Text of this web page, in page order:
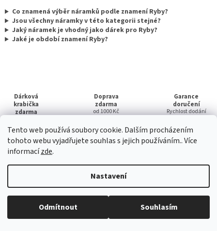
Tento web používá soubory cookie. Dalším procházením
tohoto webu vyjadřujete souhlas s jejich používáním.. Více
informacízde.
Nastavení
Odmítnout Souhlasím
Co znamená výběr náramků podle znamení Ryby?
Jsou všechny náramky v této kategorii stejné?
Jaký náramek je vhodný jako dárek pro Ryby?
Jaké je období znamení Ryby?
Dárková
krabička
zdarma
objednávce
Doprava
zdarma
od 1000 Kč
Garance
doručení
Rychlost dodání
Informace pro vás